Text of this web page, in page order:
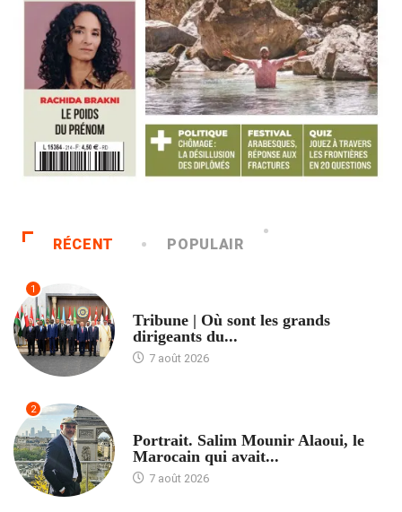
RÉCENT POPULAIR
1
Tribune | Où sont les grands
dirigeants du...
7 août 2026
2
Portrait. Salim Mounir Alaoui, le
Marocain qui avait...
7 août 2026